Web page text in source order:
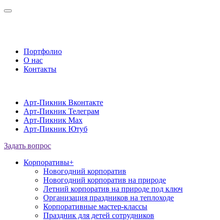
Портфолио
О нас
Контакты
Арт-Пикник Вконтакте
Арт-Пикник Телеграм
Арт-Пикник Max
Арт-Пикник Ютуб
Задать вопрос
Корпоративы+
Новогодний корпоратив
Новогодний корпоратив на природе
Летний корпоратив на природе под ключ
Организация праздников на теплоходе
Корпоративные мастер-классы
Праздник для детей сотрудников